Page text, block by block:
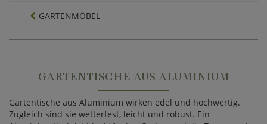
GARTENMÖBEL
GARTENTISCHE AUS ALUMINIUM
Gartentische aus Aluminium wirken edel und hochwertig.
Zugleich sind sie wetterfest, leicht und robust. Ein